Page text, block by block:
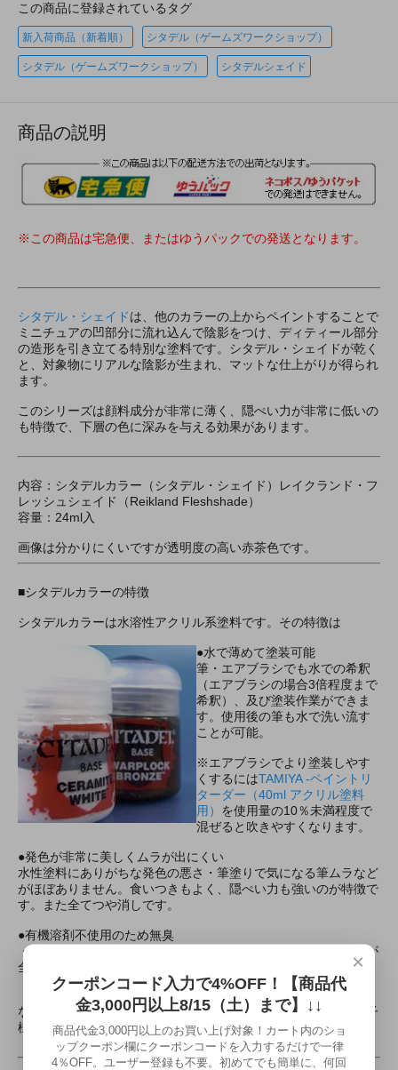
この商品に登録されているタグ
新入荷商品（新着順） シタデル（ゲームズワークショップ）
シタデル（ゲームズワークショップ） シタデルシェイド
商品の説明
※この商品は宅急便、またはゆうパックでの発送となります。
シタデル・シェイドは、他のカラーの上からペイントすることで
ミニチュアの凹部分に流れ込んで陰影をつけ、ディティール部分
の造形を引き立てる特別な塗料です。シタデル・シェイドが乾く
と、対象物にリアルな陰影が生まれ、マットな仕上がりが得られ
ます。
このシリーズは顔料成分が非常に薄く、隠ぺい力が非常に低いの
も特徴で、下層の色に深みを与える効果があります。
内容：シタデルカラー（シタデル・シェイド）レイクランド・フ
レッシュシェイド（Reikland Fleshshade）
容量：24ml入
画像は分かりにくいですが透明度の高い赤茶色です。
■シタデルカラーの特徴
シタデルカラーは水溶性アクリル系塗料です。その特徴は
●水で薄めて塗装可能
筆・エアブラシでも水での希釈
（エアブラシの場合3倍程度まで
希釈）、及び塗装作業ができま
す。使用後の筆も水で洗い流す
ことが可能。
※エアブラシでより塗装しやす
くするにはTAMIYA -ペイントリ
ターダー（40ml アクリル塗料
用） を使用量の10％未満程度で
混ぜると吹きやすくなります。
●発色が非常に美しくムラが出にくい
水性塗料にありがちな発色の悪さ・筆塗りで気になる筆ムラなど
がほぼありません。食いつきもよく、隠ぺい力も強いのが特徴で
す。また全てつや消しです。
●有機溶剤不使用のため無臭
・・・家庭での塗装作業の際に気になる『裕樹溶剤系の臭い』が
全くありません。
なかなか家庭の事情で塗装に踏み込めなかった方や、小さいお子
様のいるご家庭でも安心してお使いいただけます。
×
クーポンコード入力で4%OFF！【商品代
金3,000円以上8/15（土）まで】↓↓
商品代金3,000円以上のお買い上げ対象！カート内のショ
ップクーポン欄にクーポンコードを入力するだけで一律
4％OFF。ユーザー登録も不要。初めてでも簡単に、何回